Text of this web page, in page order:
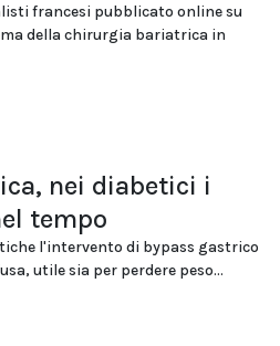
francesi pubblicato online su
della chirurgia bariatrica in
nei diabetici i
tempo
l'intervento di bypass gastrico
utile sia per perdere peso...